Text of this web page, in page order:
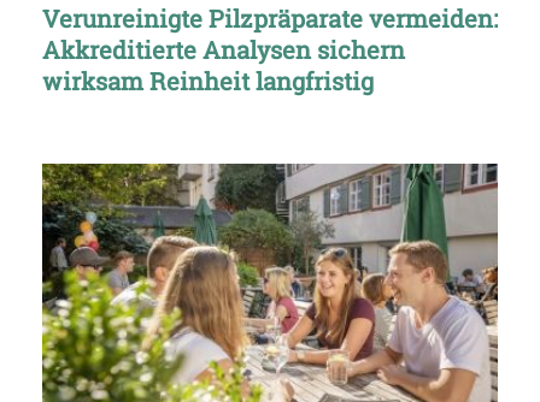
Verunreinigte Pilzpräparate vermeiden:
Akkreditierte Analysen sichern
wirksam Reinheit langfristig